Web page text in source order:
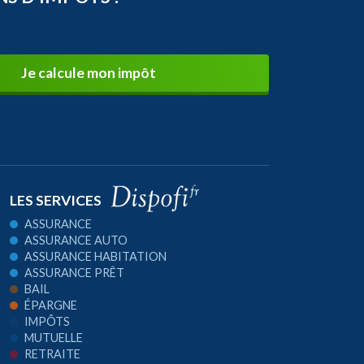
Je calcule mon impôt
LES SERVICES
ASSURANCE
ASSURANCE AUTO
ASSURANCE HABITATION
ASSURANCE PRÊT
BAIL
ÉPARGNE
IMPÔTS
MUTUELLE
RETRAITE